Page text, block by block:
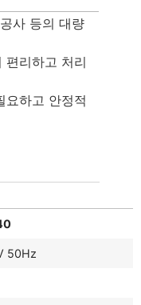
사 등의 대량
편리하고 처리
요하고 안정적
50Hz